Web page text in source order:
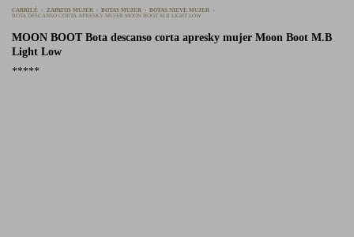
CARRILÉ ZAPATOS MUJER BOTAS MUJER
BOTAS NIEVE MUJER
BOTA DESCANSO CORTA APRESKY MUJER MOON BOOT M.B LIGHT LOW
MOON BOOT Bota descanso corta apresky mujer Moon Boot M.B
Light Low
*****